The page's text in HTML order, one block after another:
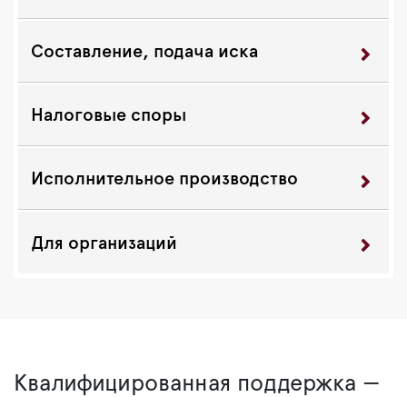
Составление, подача иска
Налоговые споры
Исполнительное производство
Для организаций
Квалифицированная поддержка —